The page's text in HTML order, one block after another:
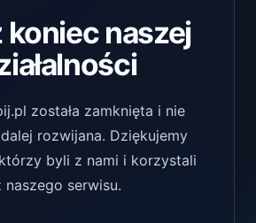
koniec naszej
została zamknięta i nie
rozwijana. Dziękujemy
byli z nami i korzystali
naszego serwisu.